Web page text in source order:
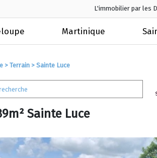
L'immobilier par les
Martinique
> Terrain > Sainte Luce
Sainte Luce